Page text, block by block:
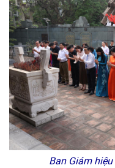
Ban Giám